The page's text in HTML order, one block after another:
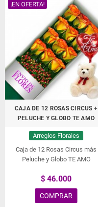
¡EN OFERTA!
CAJA DE 12 ROSAS CIRCUS +
PELUCHE Y GLOBO TE AMO
Arreglos Florales
Caja de 12 Rosas Circus más
Peluche y Globo TE AMO
$ 46.000
COMPRAR